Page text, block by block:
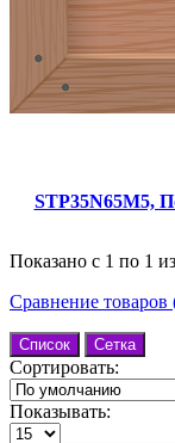
STP35N65M5,
Показано с 1 по 1
Сравнение товаров
Список Сетка
Сортировать:
Показывать: